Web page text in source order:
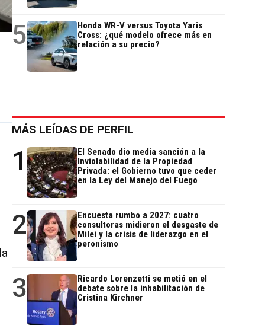
5
Honda WR-V versus Toyota Yaris
Cross: ¿qué modelo ofrece más en
relación a su precio?
MÁS LEÍDAS DE PERFIL
1
El Senado dio media sanción a la
Inviolabilidad de la Propiedad
Privada: el Gobierno tuvo que ceder
en la Ley del Manejo del Fuego
2
Encuesta rumbo a 2027: cuatro
consultoras midieron el desgaste de
Milei y la crisis de liderazgo en el
peronismo
3
Ricardo Lorenzetti se metió en el
debate sobre la inhabilitación de
Cristina Kirchner